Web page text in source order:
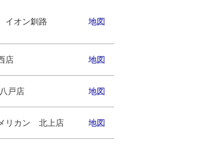
イオン釧路 地図
店 地図
戸店 地図
リカン 北上店 地図